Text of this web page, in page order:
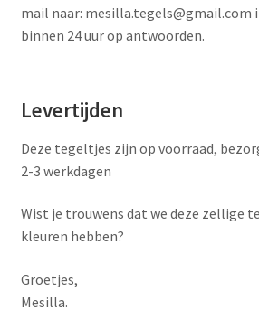
mail naar: mesilla.tegels@gmail.com
binnen 24 uur op antwoorden.
Levertijden
Deze tegeltjes zijn op voorraad,
2-3 werkdagen
Wist je trouwens dat we deze zellige
kleuren hebben?
Groetjes,
Mesilla.